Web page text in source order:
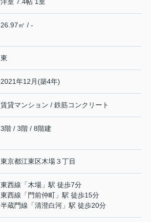
26.97㎡ / -
東
2021年12月(築4年)
賃貸マンション / 鉄筋コンクリート
3階 / 3階 / 8階建
東京都江東区木場３丁目
東西線 「木場 」駅 徒歩7分
東西線 「 門前仲町 」駅 徒歩15分
半蔵門線 「清澄白河 」駅 徒歩20分